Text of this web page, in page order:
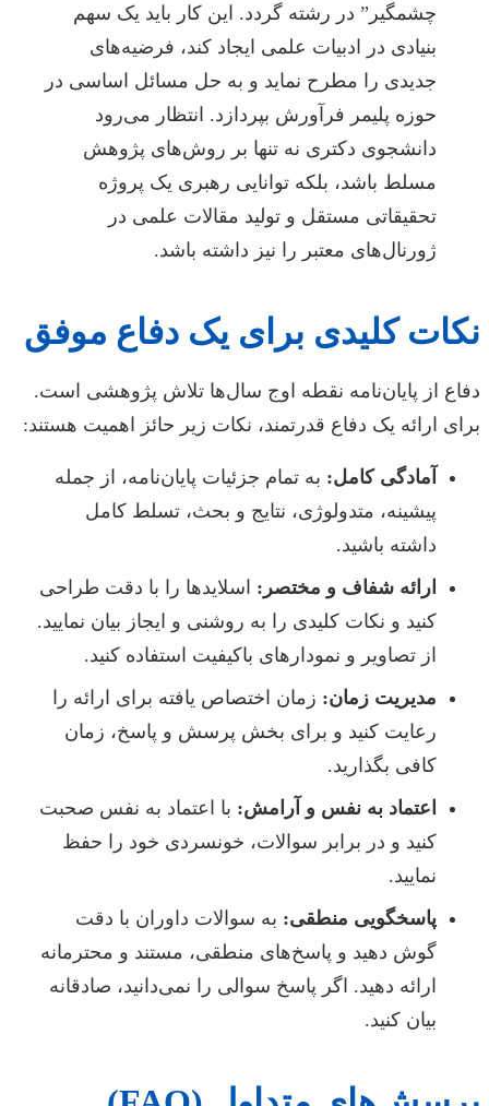
چشمگیر” در رشته گردد. این کار باید یک سهم
بنیادی در ادبیات علمی ایجاد کند، فرضیه‌های
جدیدی را مطرح نماید و به حل مسائل اساسی در
حوزه پلیمر فرآورش بپردازد. انتظار می‌رود
دانشجوی دکتری نه تنها بر روش‌های پژوهش
مسلط باشد، بلکه توانایی رهبری یک پروژه
تحقیقاتی مستقل و تولید مقالات علمی در
ژورنال‌های معتبر را نیز داشته باشد.
نکات کلیدی برای یک دفاع موفق
دفاع از پایان‌نامه نقطه اوج سال‌ها تلاش پژوهشی است.
برای ارائه یک دفاع قدرتمند، نکات زیر حائز اهمیت هستند:
آمادگی کامل: به تمام جزئیات پایان‌نامه، از جمله
پیشینه، متدولوژی، نتایج و بحث، تسلط کامل
داشته باشید.
ارائه شفاف و مختصر: اسلایدها را با دقت طراحی
کنید و نکات کلیدی را به روشنی و ایجاز بیان نمایید.
از تصاویر و نمودارهای باکیفیت استفاده کنید.
مدیریت زمان: زمان اختصاص یافته برای ارائه را
رعایت کنید و برای بخش پرسش و پاسخ، زمان
کافی بگذارید.
اعتماد به نفس و آرامش: با اعتماد به نفس صحبت
کنید و در برابر سوالات، خونسردی خود را حفظ
نمایید.
پاسخگویی منطقی: به سوالات داوران با دقت
گوش دهید و پاسخ‌های منطقی، مستند و محترمانه
ارائه دهید. اگر پاسخ سوالی را نمی‌دانید، صادقانه
بیان کنید.